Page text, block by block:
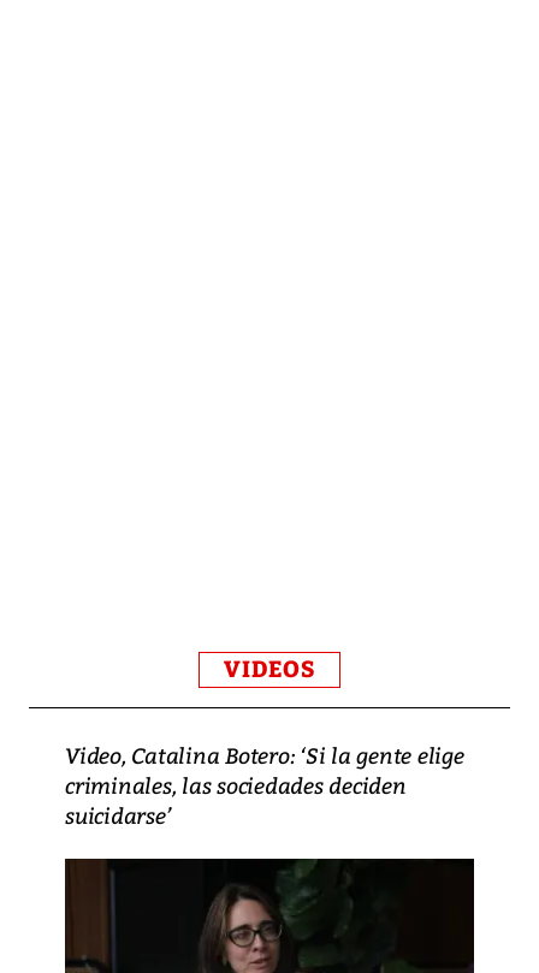
VIDEOS
Video, Catalina Botero: ‘Si la gente elige
criminales, las sociedades deciden
suicidarse’